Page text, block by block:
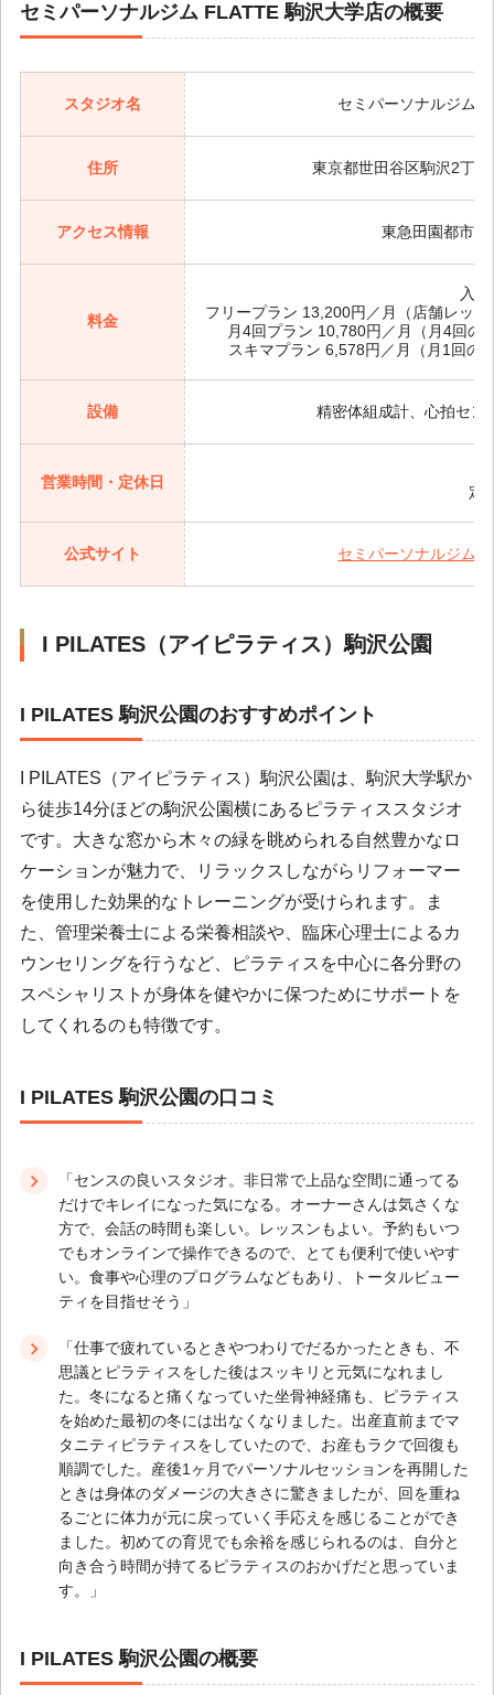
セミパーソナルジム FLATTE 駒沢大学店の概要
スタジオ名 セミパーソナルジム
住所 東京都世田谷区駒沢2丁
アクセス情報 東急田園都市
料金
入
フリープラン 13,200円／月（店舗レッ
月4回プラン 10,780円／月（月4回の
スキマプラン 6,578円／月（月1回の
設備 精密体組成計、心拍セン
営業時間・定休日
定
公式サイト セミパーソナルジム
I PILATES（アイピラティス）駒沢公園
I PILATES 駒沢公園のおすすめポイント
I PILATES（アイピラティス）駒沢公園は、駒沢大学駅か
ら徒歩14分ほどの駒沢公園横にあるピラティススタジオ
です。大きな窓から木々の緑を眺められる自然豊かなロ
ケーションが魅力で、リラックスしながらリフォーマー
を使用した効果的なトレーニングが受けられます。ま
た、管理栄養士による栄養相談や、臨床心理士によるカ
ウンセリングを行うなど、ピラティスを中心に各分野の
スペシャリストが身体を健やかに保つためにサポートを
してくれるのも特徴です。
I PILATES 駒沢公園の口コミ
「センスの良いスタジオ。非日常で上品な空間に通ってる
だけでキレイになった気になる。オーナーさんは気さくな
方で、会話の時間も楽しい。レッスンもよい。予約もいつ
でもオンラインで操作できるので、とても便利で使いやす
い。食事や心理のプログラムなどもあり、トータルビュー
ティを目指せそう」
「仕事で疲れているときやつわりでだるかったときも、不
思議とピラティスをした後はスッキリと元気になれまし
た。冬になると痛くなっていた坐骨神経痛も、ピラティス
を始めた最初の冬には出なくなりました。出産直前までマ
タニティピラティスをしていたので、お産もラクで回復も
順調でした。産後1ヶ月でパーソナルセッションを再開した
ときは身体のダメージの大きさに驚きましたが、回を重ね
るごとに体力が元に戻っていく手応えを感じることができ
ました。初めての育児でも余裕を感じられるのは、自分と
向き合う時間が持てるピラティスのおかげだと思っていま
す。」
I PILATES 駒沢公園の概要